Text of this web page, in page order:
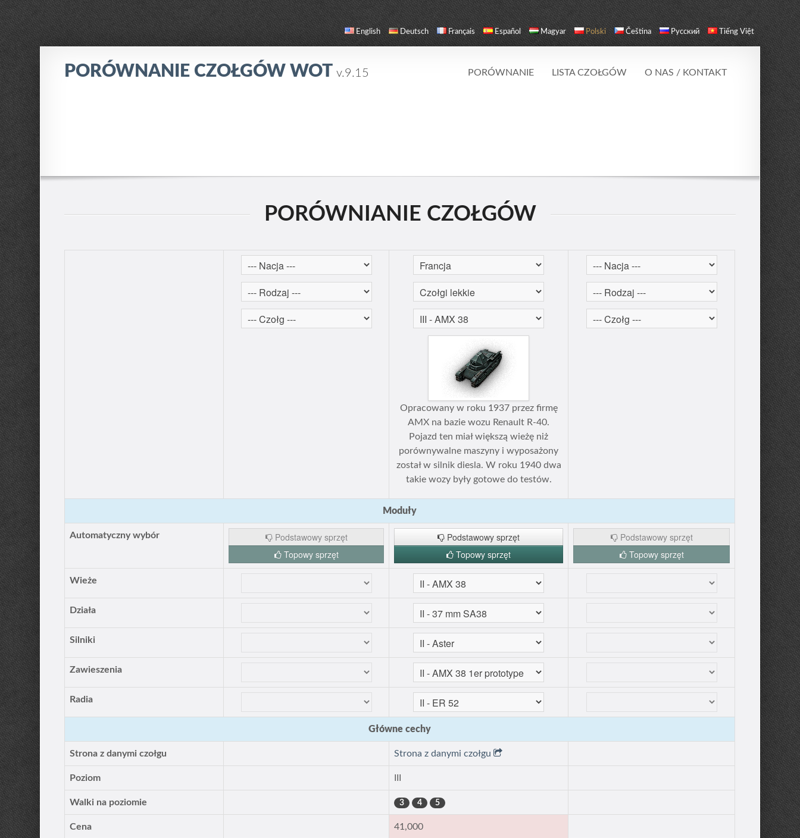
English Deutsch Français Español Magyar Polski Čeština Русский Tiếng Việt
PORÓWNANIE CZOŁGÓW WOTv.9.15 PORÓWNANIE LISTA CZOŁGÓW O NAS / KONTAKT
PORÓWNIANIE CZOŁGÓW
Opracowany w roku 1937 przez firmę
AMX na bazie wozu Renault R-40.
Pojazd ten miał większą wieżę niż
porównywalne maszyny i wyposażony
został w silnik diesla. W roku 1940 dwa
takie wozy były gotowe do testów.
Moduły
Automatyczny wybór
Podstawowy sprzęt
Topowy sprzęt
Podstawowy sprzęt
Topowy sprzęt
Podstawowy sprzęt
Topowy sprzęt
Wieże
Działa
Silniki
Zawieszenia
Radia
Główne cechy
Strona z danymi czołgu Strona z danymi czołgu
Poziom
Walki na poziomie 3 4 5
Cena 41,000